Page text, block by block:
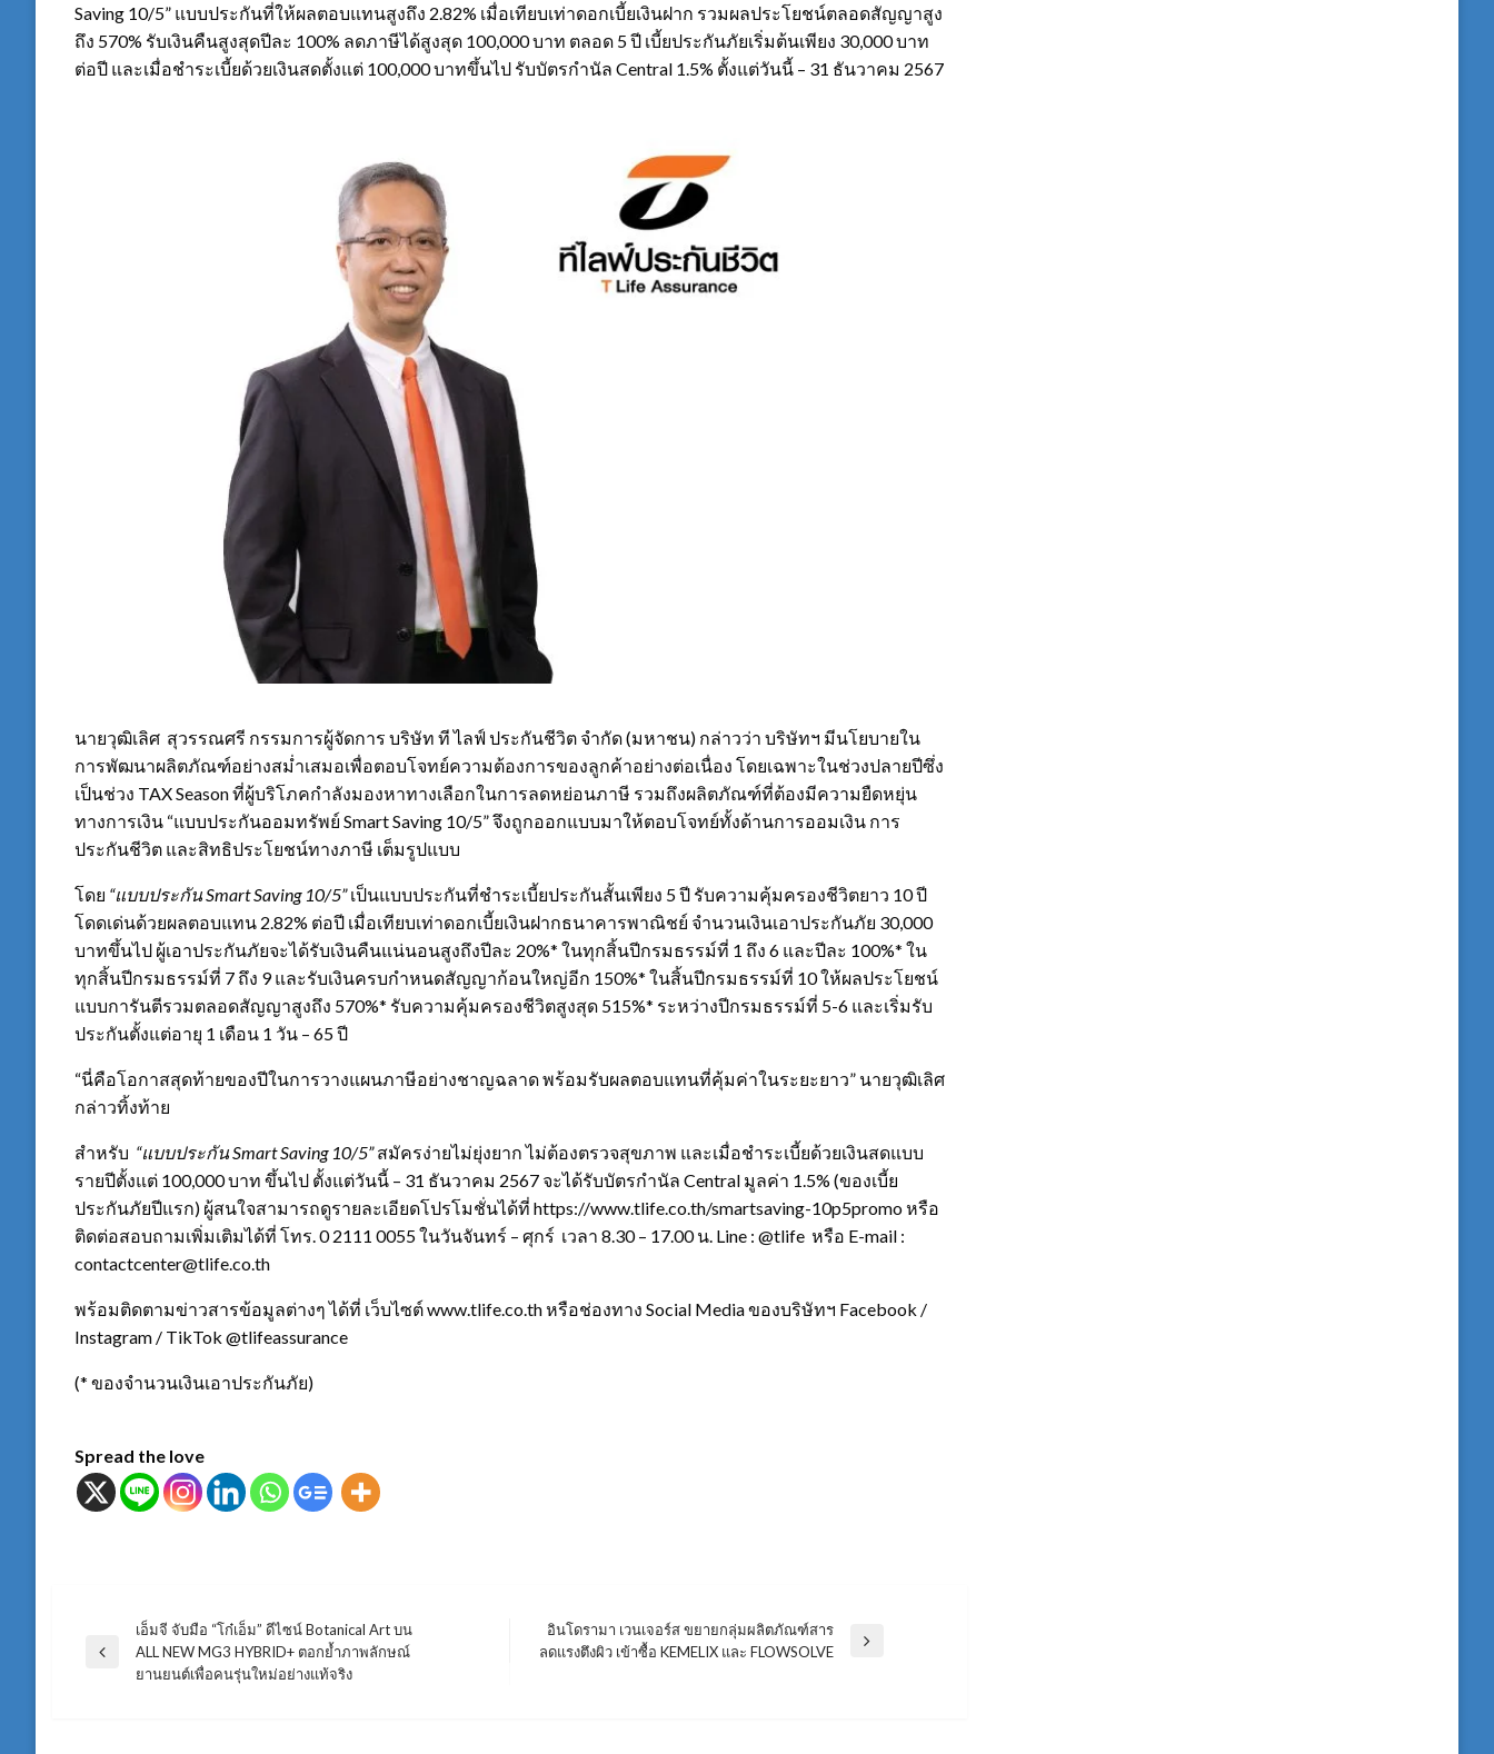
Saving 10/5” แบบประกันที่ให้ผลตอบแทนสูงถึง 2.82% เมื่อเทียบเท่าดอกเบี้ยเงินฝาก รวมผลประโยชน์ตลอดสัญญาสูง
ถึง 570% รับเงินคืนสูงสุดปีละ 100% ลดภาษีได้สูงสุด 100,000 บาท ตลอด 5 ปี เบี้ยประกันภัยเริ่มต้นเพียง 30,000 บาท
ต่อปี และเมื่อชำระเบี้ยด้วยเงินสดตั้งแต่ 100,000 บาทขึ้นไป รับบัตรกำนัล Central 1.5% ตั้งแต่วันนี้ – 31 ธันวาคม 2567
นายวุฒิเลิศ สุวรรณศรี กรรมการผู้จัดการ บริษัท ที ไลฟ์ ประกันชีวิต จำกัด (มหาชน) กล่าวว่า บริษัทฯ มีนโยบายใน
การพัฒนาผลิตภัณฑ์อย่างสม่ำเสมอเพื่อตอบโจทย์ความต้องการของลูกค้าอย่างต่อเนื่อง โดยเฉพาะในช่วงปลายปีซึ่ง
เป็นช่วง TAX Season ที่ผู้บริโภคกำลังมองหาทางเลือกในการลดหย่อนภาษี รวมถึงผลิตภัณฑ์ที่ต้องมีความยืดหยุ่น
ทางการเงิน “แบบประกันออมทรัพย์ Smart Saving 10/5” จึงถูกออกแบบมาให้ตอบโจทย์ทั้งด้านการออมเงิน การ
ประกันชีวิต และสิทธิประโยชน์ทางภาษี เต็มรูปแบบ
โดย “แบบประกัน Smart Saving 10/5”เป็นแบบประกันที่ชำระเบี้ยประกันสั้นเพียง 5 ปี รับความคุ้มครองชีวิตยาว 10 ปี
โดดเด่นด้วยผลตอบแทน 2.82% ต่อปี เมื่อเทียบเท่าดอกเบี้ยเงินฝากธนาคารพาณิชย์ จำนวนเงินเอาประกันภัย 30,000
บาทขึ้นไป ผู้เอาประกันภัยจะได้รับเงินคืนแน่นอนสูงถึงปีละ 20%* ในทุกสิ้นปีกรมธรรม์ที่ 1 ถึง 6 และปีละ 100%* ใน
ทุกสิ้นปีกรมธรรม์ที่ 7 ถึง 9 และรับเงินครบกำหนดสัญญาก้อนใหญ่อีก 150%* ในสิ้นปีกรมธรรม์ที่ 10 ให้ผลประโยชน์
แบบการันตีรวมตลอดสัญญาสูงถึง 570%* รับความคุ้มครองชีวิตสูงสุด 515%* ระหว่างปีกรมธรรม์ที่ 5-6 และเริ่มรับ
ประกันตั้งแต่อายุ 1 เดือน 1 วัน – 65 ปี
“นี่คือโอกาสสุดท้ายของปีในการวางแผนภาษีอย่างชาญฉลาด พร้อมรับผลตอบแทนที่คุ้มค่าในระยะยาว” นายวุฒิเลิศ
กล่าวทิ้งท้าย
สำหรับ “แบบประกัน Smart Saving 10/5”สมัครง่ายไม่ยุ่งยาก ไม่ต้องตรวจสุขภาพ และเมื่อชำระเบี้ยด้วยเงินสดแบบ
รายปีตั้งแต่ 100,000 บาท ขึ้นไป ตั้งแต่วันนี้ – 31 ธันวาคม 2567 จะได้รับบัตรกำนัล Central มูลค่า 1.5% (ของเบี้ย
ประกันภัยปีแรก) ผู้สนใจสามารถดูรายละเอียดโปรโมชั่นได้ที่ https://www.tlife.co.th/smartsaving-10p5promo หรือ
ติดต่อสอบถามเพิ่มเติมได้ที่ โทร. 0 2111 0055 ในวันจันทร์ – ศุกร์ เวลา 8.30 – 17.00 น. Line : @tlife หรือ E-mail :
contactcenter@tlife.co.th
พร้อมติดตามข่าวสารข้อมูลต่างๆ ได้ที่ เว็บไซต์ www.tlife.co.th หรือช่องทาง Social Media ของบริษัทฯ Facebook /
Instagram / TikTok @tlifeassurance
(* ของจำนวนเงินเอาประกันภัย)
Spread the love
แนะแนว
Previous
เอ็มจี จับมือ “โก๋เอ็ม” ดีไซน์ Botanical Art บน
ALL NEW MG3 HYBRID+ ตอกย้ำภาพลักษณ์
ยานยนต์เพื่อคนรุ่นใหม่อย่างแท้จริง
Next
อินโดรามา เวนเจอร์ส ขยายกลุ่มผลิตภัณฑ์สาร
ลดแรงตึงผิว เข้าซื้อ KEMELIX และ FLOWSOLVE